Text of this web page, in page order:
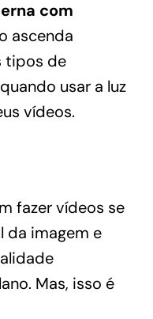
com
ascenda
tipos de
usar a luz
vídeos.
fazer vídeos se
da imagem e
Mas, isso é